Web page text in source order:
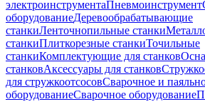
электроинструментаПневмоинструмент
оборудованиеДеревообрабатывающие
станкиЛенточнопильные станки
станкиПлиткорезные станкиТочильные
станкиКомплектующие для станков
станковАксессуары для станков
для стружкоотсосовСварочное и
оборудованиеСварочное оборудование